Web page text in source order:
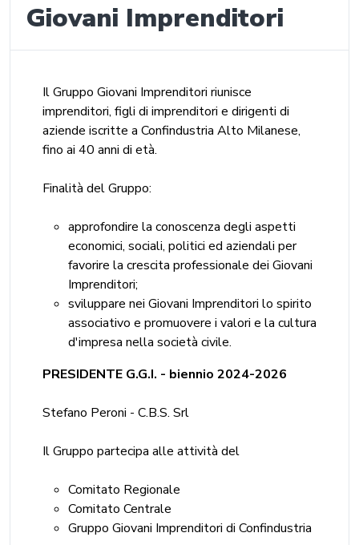
Giovani Imprenditori
Il Gruppo Giovani Imprenditori riunisce
imprenditori, figli di imprenditori e dirigenti di
aziende iscritte a Confindustria Alto Milanese,
fino ai 40 anni di età.
Finalità del Gruppo:
approfondire la conoscenza degli aspetti
economici, sociali, politici ed aziendali per
favorire la crescita professionale dei Giovani
Imprenditori;
sviluppare nei Giovani Imprenditori lo spirito
associativo e promuovere i valori e la cultura
d'impresa nella società civile.
PRESIDENTE G.G.I. - biennio 2024-2026
Stefano Peroni - C.B.S. Srl
Il Gruppo partecipa alle attività del
Comitato Regionale
Comitato Centrale
Gruppo Giovani Imprenditori di Confindustria